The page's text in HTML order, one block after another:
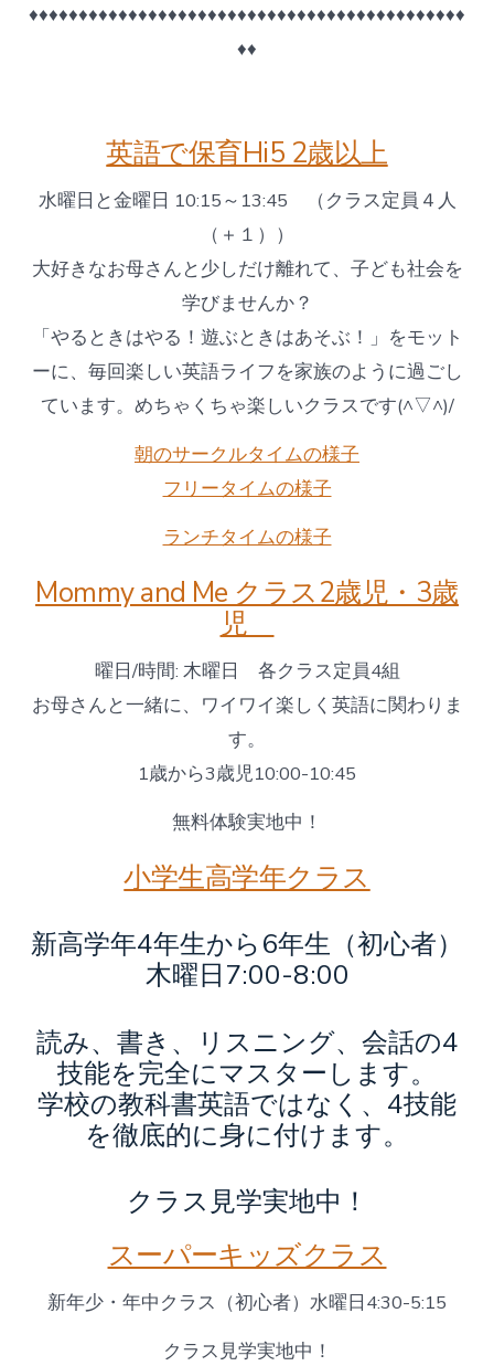
♦♦♦♦♦♦♦♦♦♦♦♦♦♦♦♦♦♦♦♦♦♦♦♦♦♦♦♦♦♦♦♦♦♦♦♦♦♦♦♦♦♦♦♦
♦♦
英語で保育Hi5 2歳以上
水曜日と金曜日 10:15～13:45 （クラス定員４人
（＋１））
大好きなお母さんと少しだけ離れて、子ども社会を
学びませんか？
「やるときはやる！遊ぶときはあそぶ！」をモット
ーに、毎回楽しい英語ライフを家族のように過ごし
ています。めちゃくちゃ楽しいクラスです(^▽^)/
朝のサークルタイムの様子
フリータイムの様子
ランチタイムの様子
Mommy and Me クラス2歳児・3歳
児
曜日/時間: 木曜日 各クラス定員4組
お母さんと一緒に、ワイワイ楽しく英語に関わりま
す。
1歳から3歳児10:00-10:45
無料体験実地中！
小学生高学年クラス
新高学年4年生から6年生（初心者）
木曜日7:00-8:00
読み、書き、リスニング、会話の4
技能を完全にマスターします。
学校の教科書英語ではなく、4技能
を徹底的に身に付けます。
クラス見学実地中！
スーパーキッズクラス
新年少・年中クラス（初心者）水曜日4:30-5:15
クラス見学実地中！